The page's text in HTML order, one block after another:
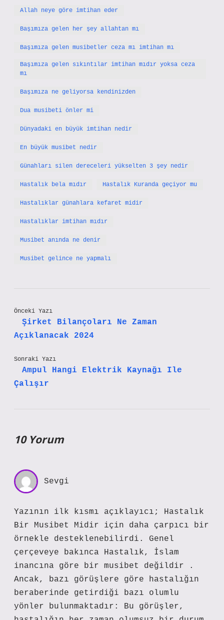
Allah neye göre imtihan eder
Başımıza gelen her şey allahtan mı
Başımıza gelen musibetler ceza mı imtihan mı
Başımıza gelen sıkıntılar imtihan mıdır yoksa ceza
mı
Başımıza ne geliyorsa kendinizden
Dua musibeti önler mi
Dünyadaki en büyük imtihan nedir
En büyük musibet nedir
Günahları silen dereceleri yükselten 3 şey nedir
Hastalık bela mıdır Hastalık Kuranda geçiyor mu
Hastalıklar günahlara kefaret midir
Hastalıklar imtihan mıdır
Musibet anında ne denir
Musibet gelince ne yapmalı
Önceki Yazı
Şirket Bilançoları Ne Zaman
Açıklanacak 2024
Sonraki Yazı
Ampul Hangi Elektrik Kaynağı Ile
Çalışır
10 Yorum
Sevgi
Yazının ilk kısmı açıklayıcı; Hastalık
Bir Musibet Midir için daha çarpıcı bir
örnekle desteklenebilirdi. Genel
çerçeveye bakınca Hastalık, İslam
inancına göre bir musibet değildir .
Ancak, bazı görüşlere göre hastalığın
beraberinde getirdiği bazı olumlu
yönler bulunmaktadır: Bu görüşler,